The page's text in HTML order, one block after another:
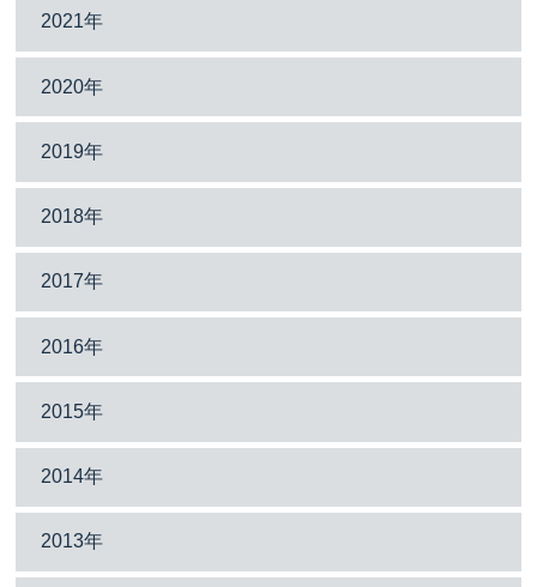
2021年
2020年
2019年
2018年
2017年
2016年
2015年
2014年
2013年